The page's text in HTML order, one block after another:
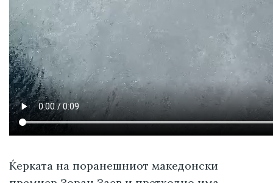
Ќерката на поранешниот македонски